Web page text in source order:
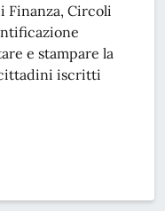
Finanza, Circoli
e stampare la
iscritti